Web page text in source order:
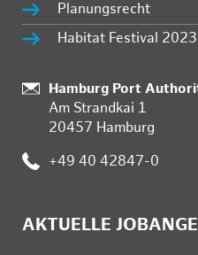
Planungsrecht
Habitat Festival
:
Hamburg Port
Am Strandkai 1
20457 Hamburg
: +49 40 42847-0
AKTUELLE